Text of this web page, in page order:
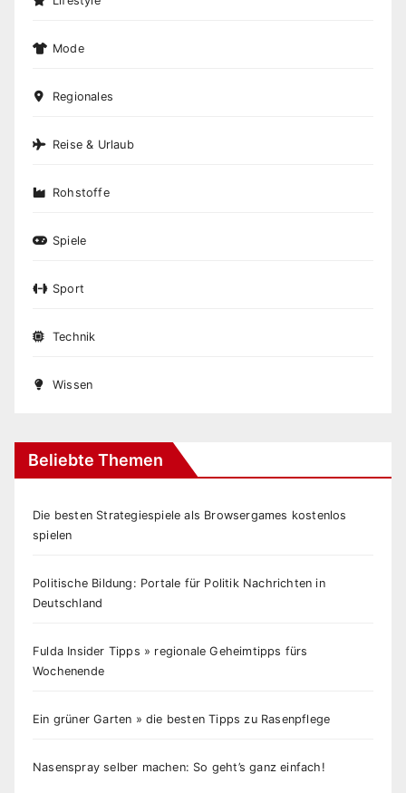
Mode
Regionales
Reise & Urlaub
Rohstoffe
Spiele
Sport
Technik
Wissen
Beliebte Themen
Die besten Strategiespiele als Browsergames kostenlos
spielen
Politische Bildung: Portale für Politik Nachrichten in
Deutschland
Fulda Insider Tipps » regionale Geheimtipps fürs
Wochenende
Ein grüner Garten » die besten Tipps zu Rasenpflege
Nasenspray selber machen: So geht’s ganz einfach!